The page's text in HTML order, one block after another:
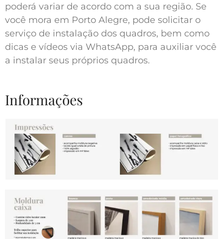
poderá variar de acordo com a sua região. Se
você mora em Porto Alegre, pode solicitar o
serviço de instalação dos quadros, bem como
dicas e vídeos via WhatsApp, para auxiliar você
a instalar seus próprios quadros.
Informações